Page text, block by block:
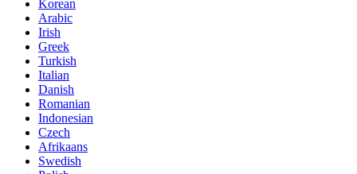
Korean
Arabic
Irish
Greek
Turkish
Italian
Danish
Romanian
Indonesian
Czech
Afrikaans
Swedish